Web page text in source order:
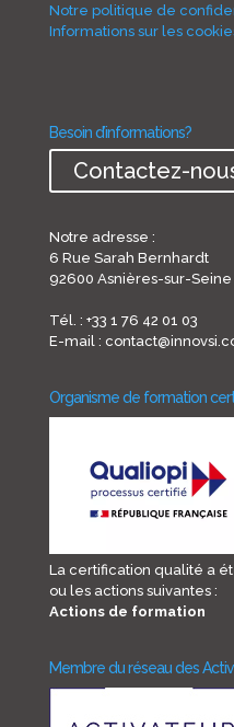
Notre politique de
Informations sur les
Besoin d’informations?
Contactez-
Notre adresse :
6 Rue Sarah Bernhardt
92600 Asnières-sur-Seine
Tél. : +33 1 76 42 01 03
E-mail :
Organisme de formation
La certification qualité a
ou les actions suivantes :
Actions de formation
Membre du réseau des